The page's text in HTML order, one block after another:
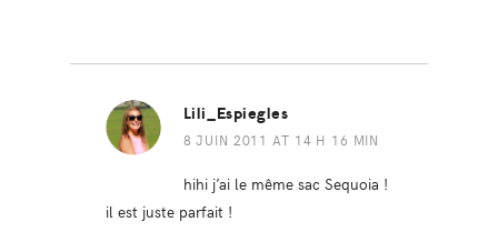
Lili_Espiegles
8 JUIN 2011 AT 14 H 16 MIN
hihi j’ai le même sac Sequoia !
il est juste parfait !